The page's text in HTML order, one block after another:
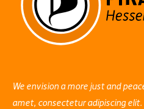
We envision a more just and
amet, consectetur adipiscing